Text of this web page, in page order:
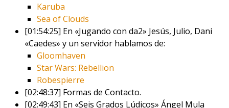
Karuba
Sea of Clouds
[01:54:25] En «Jugando con da2» Jesús, Julio, Dani
«Caedes» y un servidor hablamos de:
Gloomhaven
Star Wars: Rebellion
Robespierre
[02:48:37] Formas de Contacto.
[02:49:43] En «Seis Grados Lúdicos» Ángel Mula